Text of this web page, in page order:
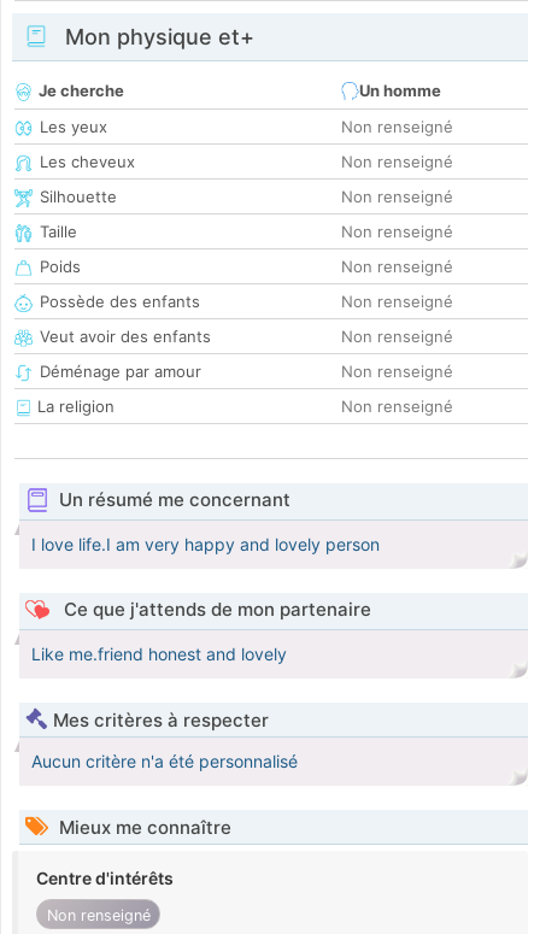
Mon physique et+
Je cherche
Un homme
Les yeux
Non renseigné
Les cheveux
Non renseigné
Silhouette
Non renseigné
Taille
Non renseigné
Poids
Non renseigné
Possède des enfants
Non renseigné
Veut avoir des enfants
Non renseigné
Déménage par amour
Non renseigné
La religion
Non renseigné
Un résumé me concernant
I love life.I am very happy and lovely person
Ce que j'attends de mon partenaire
Like me.friend honest and lovely
Mes critères à respecter
Aucun critère n'a été personnalisé
Mieux me connaître
Centre d'intérêts
Non renseigné